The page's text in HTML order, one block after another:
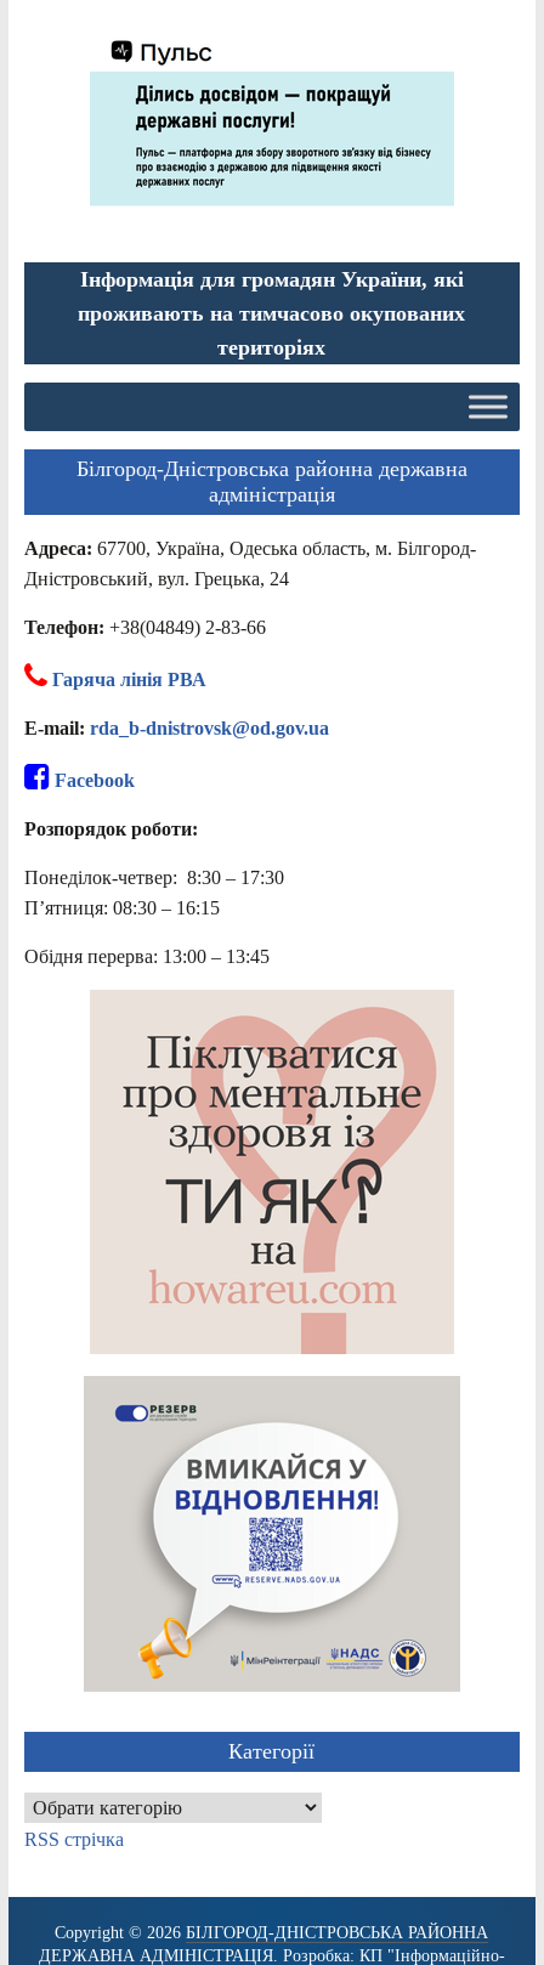
Інформація для громадян України, які
проживають на тимчасово окупованих
територіях
Білгород-Дністровська районна державна
адміністрація
Адреса: 67700, Україна, Одеська область, м. Білгород-
Дністровський, вул. Грецька, 24
Телефон: +38(04849) 2-83-66
Гаряча лінія РВА
E-mail: rda_b-dnistrovsk@od.gov.ua
Facebook
Розпорядок роботи:
Понеділок-четвер: 8:30 – 17:30
П’ятниця: 08:30 – 16:15
Обідня перерва: 13:00 – 13:45
Категорії
Категорії
RSS стрічка
Copyright © 2026БІЛГОРОД-ДНІСТРОВСЬКА РАЙОННА
ДЕРЖАВНА АДМІНІСТРАЦІЯ. Розробка: КП "Інформаційно-